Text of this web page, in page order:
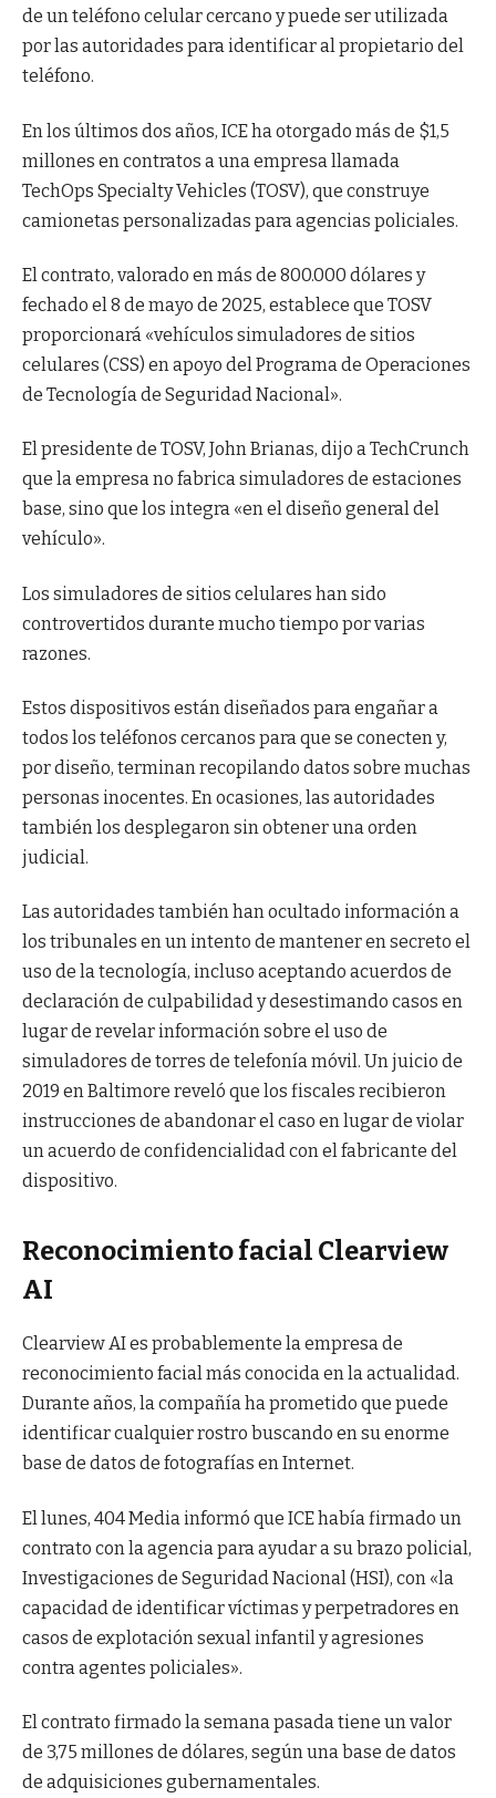
de un teléfono celular cercano y puede ser utilizada
por las autoridades para identificar al propietario del
teléfono.
En los últimos dos años, ICE ha otorgado más de $1,5
millones en contratos a una empresa llamada
TechOps Specialty Vehicles (TOSV), que construye
camionetas personalizadas para agencias policiales.
El contrato, valorado en más de 800.000 dólares y
fechado el 8 de mayo de 2025, establece que TOSV
proporcionará «vehículos simuladores de sitios
celulares (CSS) en apoyo del Programa de Operaciones
de Tecnología de Seguridad Nacional».
El presidente de TOSV, John Brianas, dijo a TechCrunch
que la empresa no fabrica simuladores de estaciones
base, sino que los integra «en el diseño general del
vehículo».
Los simuladores de sitios celulares han sido
controvertidos durante mucho tiempo por varias
razones.
Estos dispositivos están diseñados para engañar a
todos los teléfonos cercanos para que se conecten y,
por diseño, terminan recopilando datos sobre muchas
personas inocentes. En ocasiones, las autoridades
también los desplegaron sin obtener una orden
judicial.
Las autoridades también han ocultado información a
los tribunales en un intento de mantener en secreto el
uso de la tecnología, incluso aceptando acuerdos de
declaración de culpabilidad y desestimando casos en
lugar de revelar información sobre el uso de
simuladores de torres de telefonía móvil. Un juicio de
2019 en Baltimore reveló que los fiscales recibieron
instrucciones de abandonar el caso en lugar de violar
un acuerdo de confidencialidad con el fabricante del
dispositivo.
Reconocimiento facial Clearview
AI
Clearview AI es probablemente la empresa de
reconocimiento facial más conocida en la actualidad.
Durante años, la compañía ha prometido que puede
identificar cualquier rostro buscando en su enorme
base de datos de fotografías en Internet.
El lunes, 404 Media informó que ICE había firmado un
contrato con la agencia para ayudar a su brazo policial,
Investigaciones de Seguridad Nacional (HSI), con «la
capacidad de identificar víctimas y perpetradores en
casos de explotación sexual infantil y agresiones
contra agentes policiales».
El contrato firmado la semana pasada tiene un valor
de 3,75 millones de dólares, según una base de datos
de adquisiciones gubernamentales.